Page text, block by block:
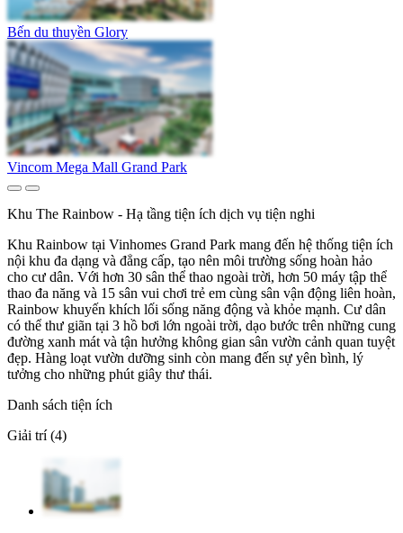
Bến du thuyền Glory
Vincom Mega Mall Grand Park
Khu The Rainbow - Hạ tầng tiện ích dịch vụ tiện nghi
Khu Rainbow tại Vinhomes Grand Park mang đến hệ thống tiện ích
nội khu đa dạng và đẳng cấp, tạo nên môi trường sống hoàn hảo
cho cư dân. Với hơn 30 sân thể thao ngoài trời, hơn 50 máy tập thể
thao đa năng và 15 sân vui chơi trẻ em cùng sân vận động liên hoàn,
Rainbow khuyến khích lối sống năng động và khỏe mạnh. Cư dân
có thể thư giãn tại 3 hồ bơi lớn ngoài trời, dạo bước trên những cung
đường xanh mát và tận hưởng không gian sân vườn cảnh quan tuyệt
đẹp. Hàng loạt vườn dưỡng sinh còn mang đến sự yên bình, lý
tưởng cho những phút giây thư thái.
Danh sách tiện ích
Giải trí (4)